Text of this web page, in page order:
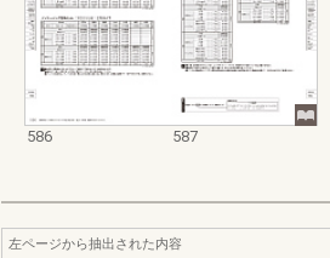
586 587
左ページから抽出された内容